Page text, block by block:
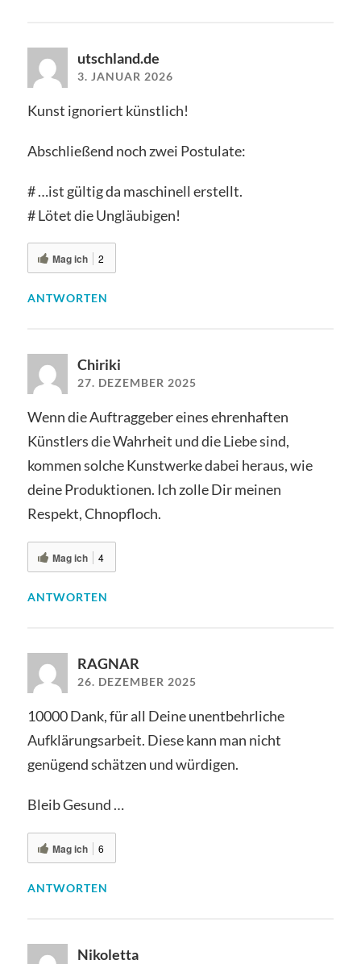
utschland.de
3. JANUAR 2026
Kunst ignoriert künstlich!
Abschließend noch zwei Postulate:
# …ist gültig da maschinell erstellt.
# Lötet die Ungläubigen!
Mag ich 2
ANTWORTEN
Chiriki
27. DEZEMBER 2025
Wenn die Auftraggeber eines ehrenhaften
Künstlers die Wahrheit und die Liebe sind,
kommen solche Kunstwerke dabei heraus, wie
deine Produktionen. Ich zolle Dir meinen
Respekt, Chnopfloch.
Mag ich 4
ANTWORTEN
RAGNAR
26. DEZEMBER 2025
10000 Dank, für all Deine unentbehrliche
Aufklärungsarbeit. Diese kann man nicht
genügend schätzen und würdigen.
Bleib Gesund …
Mag ich 6
ANTWORTEN
Nikoletta